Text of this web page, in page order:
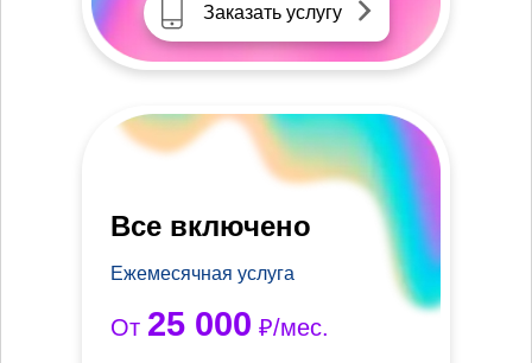
Заказать услугу
Все включено
Ежемесячная услуга
От 25 000 ₽/мес.